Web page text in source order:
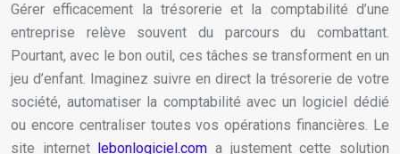
Gérer efficacement la trésorerie et la comptabilité d’une
entreprise relève souvent du parcours du combattant.
Pourtant, avec le bon outil, ces tâches se transforment en un
jeu d’enfant. Imaginez suivre en direct la trésorerie de votre
société, automatiser la comptabilité avec un logiciel dédié
ou encore centraliser toutes vos opérations financières. Le
site internet lebonlogiciel.com a justement cette solution